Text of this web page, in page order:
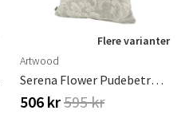
Flere varianter
Artwood
Serena Flower Pudebetræk 50x50 Cm- Oyster
506 kr595 kr